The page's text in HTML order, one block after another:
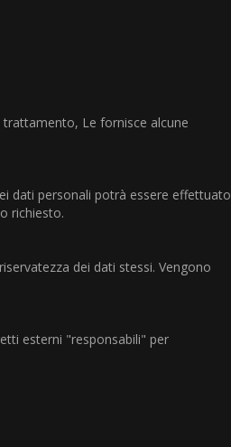
Le fornisce alcune
dati personali potrà essere effettuato
richiesto.
dei dati stessi. Vengono
esterni "responsabili" per